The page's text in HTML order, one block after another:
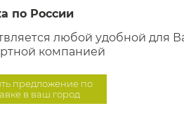
по России
любой удобной для
компанией
предложение по
в ваш город